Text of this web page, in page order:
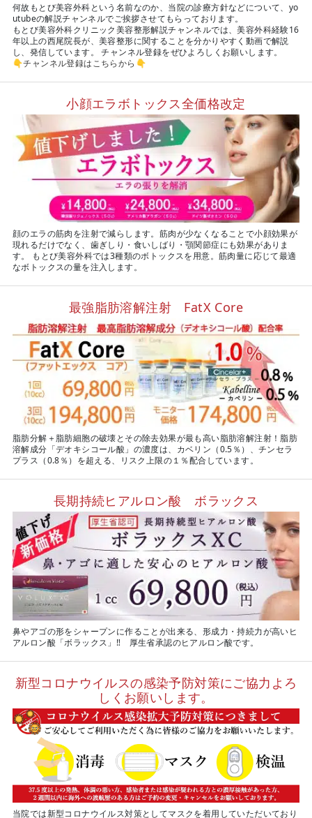
何故もとび美容外科という名前なのか、当院の診療方針などについて、yo
utubeの解説チャンネルでご挨拶させてもらっております。
もとび美容外科クリニック美容整形解説チャンネルでは、美容外科経験16
年以上の西尾院長が、美容整形に関することを分かりやすく動画で解説
し、発信しています。 チャンネル登録をぜひよろしくお願いします。
👇チャンネル登録はこちらから 👇
小顔エラボトックス全価格改定
顔のエラの筋肉を注射で減らします。筋肉が少なくなることで小顔効果が
現れるだけでなく、歯ぎしり・食いしばり・顎関節症にも効果がありま
す。 もとび美容外科では3種類のボトックスを用意。筋肉量に応じて最適
なボトックスの量を注入します。
最強脂肪溶解注射 FatX Core
脂肪分解＋脂肪細胞の破壊とその除去効果が最も高い脂肪溶解注射！脂肪
溶解成分「デオキシコール酸」の濃度は、カベリン（0.5％）、チンセラ
プラス（0.8％）を超える、リスク上限の１％配合しています。
長期持続ヒアルロン酸 ボラックス
鼻やアゴの形をシャープンに作ることが出来る、形成力・持続力が高いヒ
アルロン酸「ボラックス」‼ 厚生省承認のヒアルロン酸です。
新型コロナウイルスの感染予防対策にご協力よろ
しくお願いします。
当院では新型コロナウイルス対策としてマスクを着用していただいており